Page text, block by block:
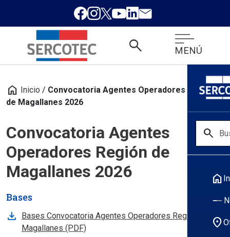
search MENÚ
search
home
location_on
home Inicio / Convocatoria Agentes Operadores Región
de Magallanes 2026
Convocatoria Agentes
Operadores Región de
Magallanes 2026
Bases
Bases Convocatoria Agentes Operadores Región
Magallanes (PDF), abre en nueva pestaña